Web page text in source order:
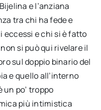
e l’anziana
tra chi ha fede e
eccessi e chi si è fatto
si può qui rivelare il
sul doppio binario del
e quello all’interno
po’ troppo
più intimistica